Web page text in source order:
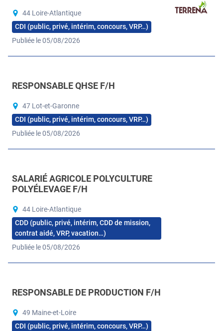
44 Loire-Atlantique
CDI (public, privé, intérim, concours, VRP…)
Publiée le 05/08/2026
RESPONSABLE QHSE F/H
47 Lot-et-Garonne
CDI (public, privé, intérim, concours, VRP…)
Publiée le 05/08/2026
SALARIÉ AGRICOLE POLYCULTURE
POLYÉLEVAGE F/H
44 Loire-Atlantique
CDD (public, privé, intérim, CDD de mission,
contrat aidé, VRP, vacation…)
Publiée le 05/08/2026
RESPONSABLE DE PRODUCTION F/H
49 Maine-et-Loire
CDI (public, privé, intérim, concours, VRP…)